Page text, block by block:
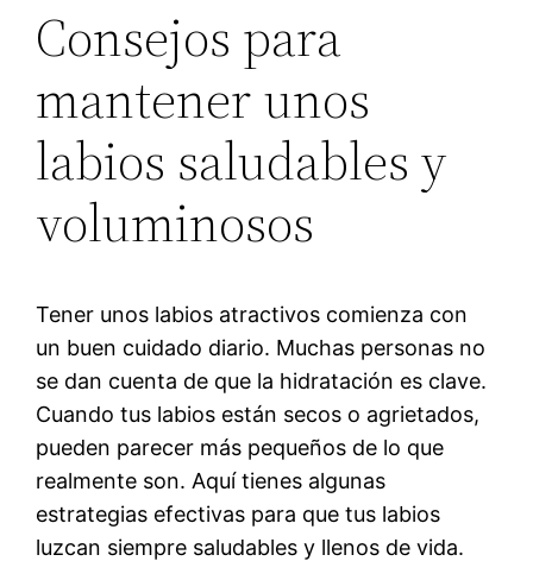
Consejos para
mantener unos
labios saludables y
voluminosos
Tener unos labios atractivos comienza con
un buen cuidado diario. Muchas personas no
se dan cuenta de que la hidratación es clave.
Cuando tus labios están secos o agrietados,
pueden parecer más pequeños de lo que
realmente son. Aquí tienes algunas
estrategias efectivas para que tus labios
luzcan siempre saludables y llenos de vida.